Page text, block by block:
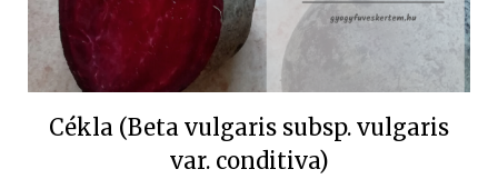
Cékla (Beta vulgaris subsp. vulgaris
var. conditiva)